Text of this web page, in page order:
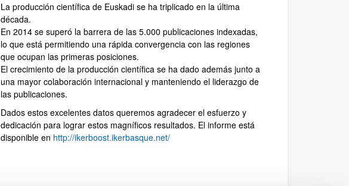
La producción científica de Euskadi se ha triplicado en la última
década.
En 2014 se superó la barrera de las 5.000 publicaciones indexadas,
lo que está permitiendo una rápida convergencia con las regiones
que ocupan las primeras posiciones.
El crecimiento de la producción científica se ha dado además junto a
una mayor colaboración internacional y manteniendo el liderazgo de
las publicaciones.
Dados estos excelentes datos queremos agradecer el esfuerzo y
dedicación para lograr estos magníficos resultados. El informe está
disponible en http://ikerboost.ikerbasque.net/